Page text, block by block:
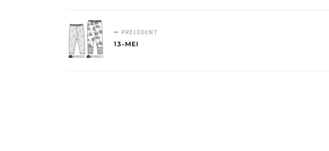
PRÉCÉDENT
13-MEI